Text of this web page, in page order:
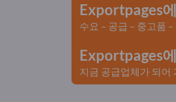
Exportpages
수요 – 공급 – 중고품
Exportpages
지금 공급업체가 되어